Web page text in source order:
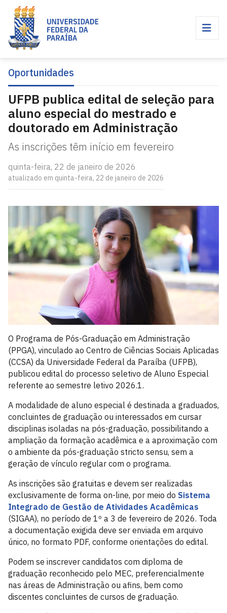
Oportunidades
UFPB publica edital de seleção para
aluno especial do mestrado e
doutorado em Administração
As inscrições têm início em fevereiro
quinta-feira, 22 de janeiro de 2026
atualizado em quinta-feira, 22 de janeiro de 2026
O Programa de Pós-Graduação em Administração
(PPGA), vinculado ao Centro de Ciências Sociais Aplicadas
(CCSA) da Universidade Federal da Paraíba (UFPB),
publicou edital do processo seletivo de Aluno Especial
referente ao semestre letivo 2026.1.
A modalidade de aluno especial é destinada a graduados,
concluintes de graduação ou interessados em cursar
disciplinas isoladas na pós-graduação, possibilitando a
ampliação da formação acadêmica e a aproximação com
o ambiente da pós-graduação stricto sensu, sem a
geração de vínculo regular com o programa.
As inscrições são gratuitas e devem ser realizadas
exclusivamente de forma on-line, por meio do Sistema
Integrado de Gestão de Atividades Acadêmicas
(SIGAA), no período de 1º a 3 de fevereiro de 2026. Toda
a documentação exigida deve ser enviada em arquivo
único, no formato PDF, conforme orientações do edital.
Podem se inscrever candidatos com diploma de
graduação reconhecido pelo MEC, preferencialmente
nas áreas de Administração ou afins, bem como
discentes concluintes de cursos de graduação.